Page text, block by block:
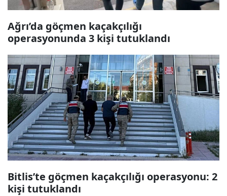
Ağrı’da göçmen kaçakçılığı
operasyonunda 3 kişi tutuklandı
Bitlis’te göçmen kaçakçılığı operasyonu: 2
kişi tutuklandı